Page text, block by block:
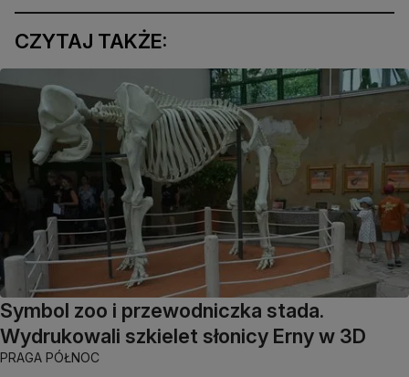
CZYTAJ TAKŻE:
Symbol zoo i przewodniczka stada.
Wydrukowali szkielet słonicy Erny w 3D
PRAGA PÓŁNOC